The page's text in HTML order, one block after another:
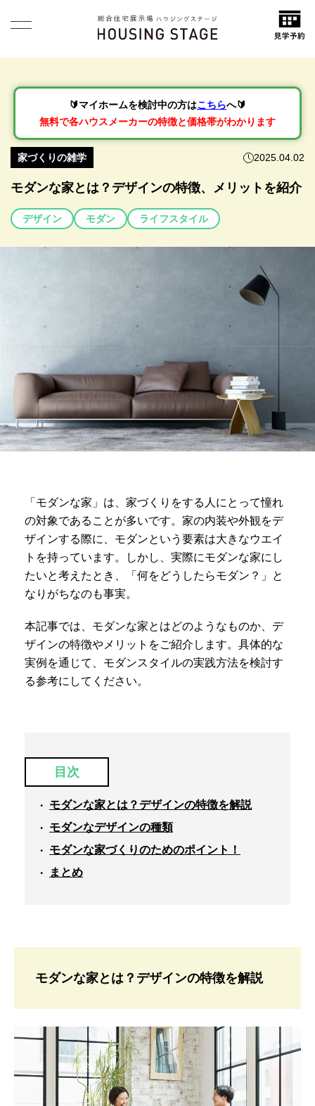
🔰マイホームを検討中の方はこちらへ🔰
無料で各ハウスメーカーの特徴と価格帯がわかります
家づくりの雑学 2025.04.02
モダンな家とは？デザインの特徴、メリットを紹介
デザイン モダン ライフスタイル
「モダンな家」は、家づくりをする人にとって憧れ
の対象であることが多いです。家の内装や外観をデ
ザインする際に、モダンという要素は大きなウエイ
トを持っています。しかし、実際にモダンな家にし
たいと考えたとき、「何をどうしたらモダン？」と
なりがちなのも事実。
本記事では、モダンな家とはどのようなものか、デ
ザインの特徴やメリットをご紹介します。具体的な
実例を通じて、モダンスタイルの実践方法を検討す
る参考にしてください。
目次
モダンな家とは？デザインの特徴を解説
モダンなデザインの種類
モダンな家づくりのためのポイント！
まとめ
モダンな家とは？デザインの特徴を解説